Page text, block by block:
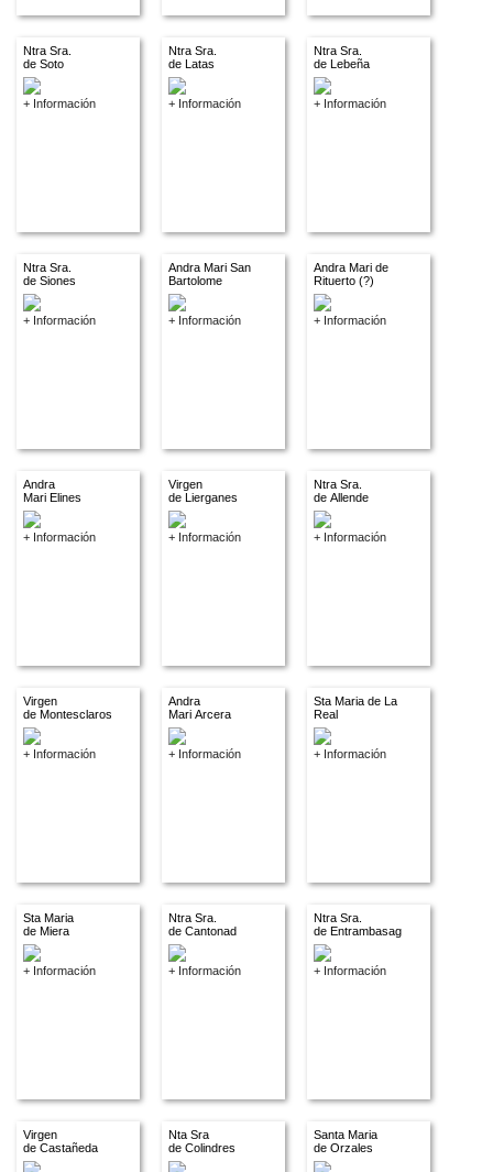
Ntra Sra.
de Soto
+ Información
Ntra Sra.
de Latas
+ Información
Ntra Sra.
de Lebeña
+ Información
Ntra Sra.
de Siones
+ Información
Andra Mari San
Bartolome
+ Información
Andra Mari de
Rituerto (?)
+ Información
Andra
Mari Elines
+ Información
Virgen
de Lierganes
+ Información
Ntra Sra.
de Allende
+ Información
Virgen
de Montesclaros
+ Información
Andra
Mari Arcera
+ Información
Sta Maria de La
Real
+ Información
Sta Maria
de Miera
+ Información
Ntra Sra.
de Cantonad
+ Información
Ntra Sra.
de Entrambasaguas
+ Información
Virgen
de Castañeda
Nta Sra
de Colindres
Santa Maria
de Orzales